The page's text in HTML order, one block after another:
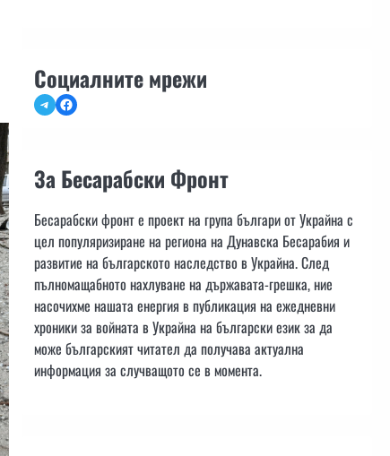
Социалните мрежи
TelegramFacebook
За Бесарабски Фронт
Бесарабски фронт е проект на група българи от Украйна с
цел популяризиране на региона на Дунавска Бесарабия и
развитие на българското наследство в Украйна. След
пълномащабното нахлуване на държавата-грешка, ние
насочихме нашата енергия в публикация на ежедневни
хроники за войната в Украйна на български език за да
може българският читател да получава актуална
информация за случващото се в момента.